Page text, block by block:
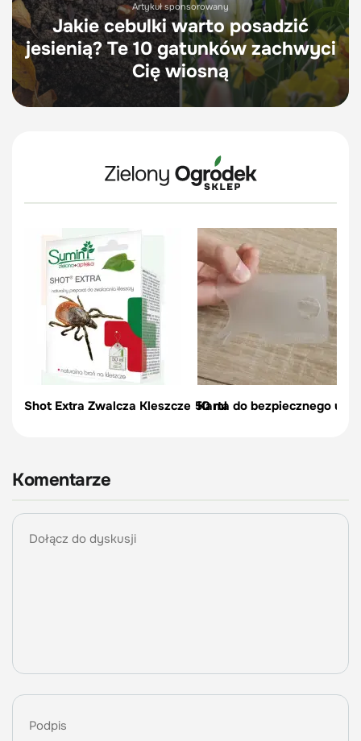
Artykuł sponsorowany
Jakie cebulki warto posadzić
jesienią? Te 10 gatunków zachwyci
Cię wiosną
Shot Extra Zwalcza Kleszcze 50 mlKarta do bezpiecznego
Komentarze